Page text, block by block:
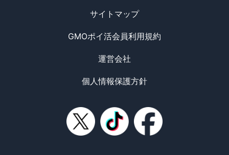
サイトマップ
GMOポイ活会員利用規約
運営会社
個人情報保護方針